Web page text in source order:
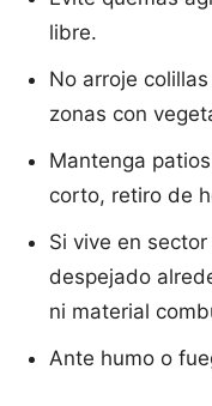
libre.
No arroje
zonas con
Mantenga
corto, retiro de
Si vive en
despejado
ni material
Ante humo o